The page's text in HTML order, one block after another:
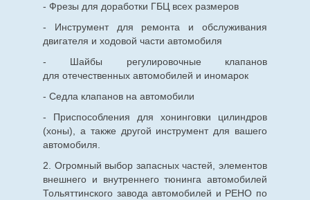
- Фрезы для доработки ГБЦ всех размеров
- Инструмент для ремонта и обслуживания
двигателя и ходовой части автомобиля
- Шайбы регулировочные клапанов
для отечественныхавтомобилей и иномарок
- Седла клапанов на автомобили
- Приспособления для хонинговки цилиндров
(хоны), а также другой инструмент для вашего
автомобиля.
2. Огромный выбор запасных частей, элементов
внешнего и внутреннего тюнинга автомобилей
Тольяттинского завода автомобилей и РЕНО по